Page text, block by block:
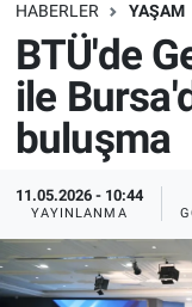
HABERLER YAŞAM
BTÜ'de
ile
buluşma
11.05.2026 - 10:44
YAYINLANMA
Magazin
Tüm Haberler
İletişim
Künye
Trafik Durumu
Süper Lig
Tüm Manşetler
Son Dakika
Haber Arşivi